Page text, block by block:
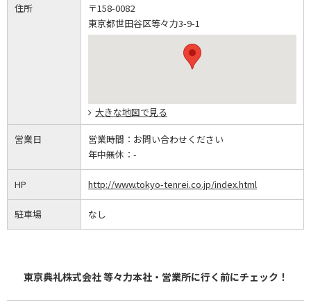
住所
〒158-0082
東京都世田谷区等々力3-9-1
大きな地図で見る
営業日 営業時間： お問い合わせください
年中無休： -
HP http://www.tokyo-tenrei.co.jp/index.html
駐車場 なし
東京典礼株式会社 等々力本社・営業所に行く前にチェック！